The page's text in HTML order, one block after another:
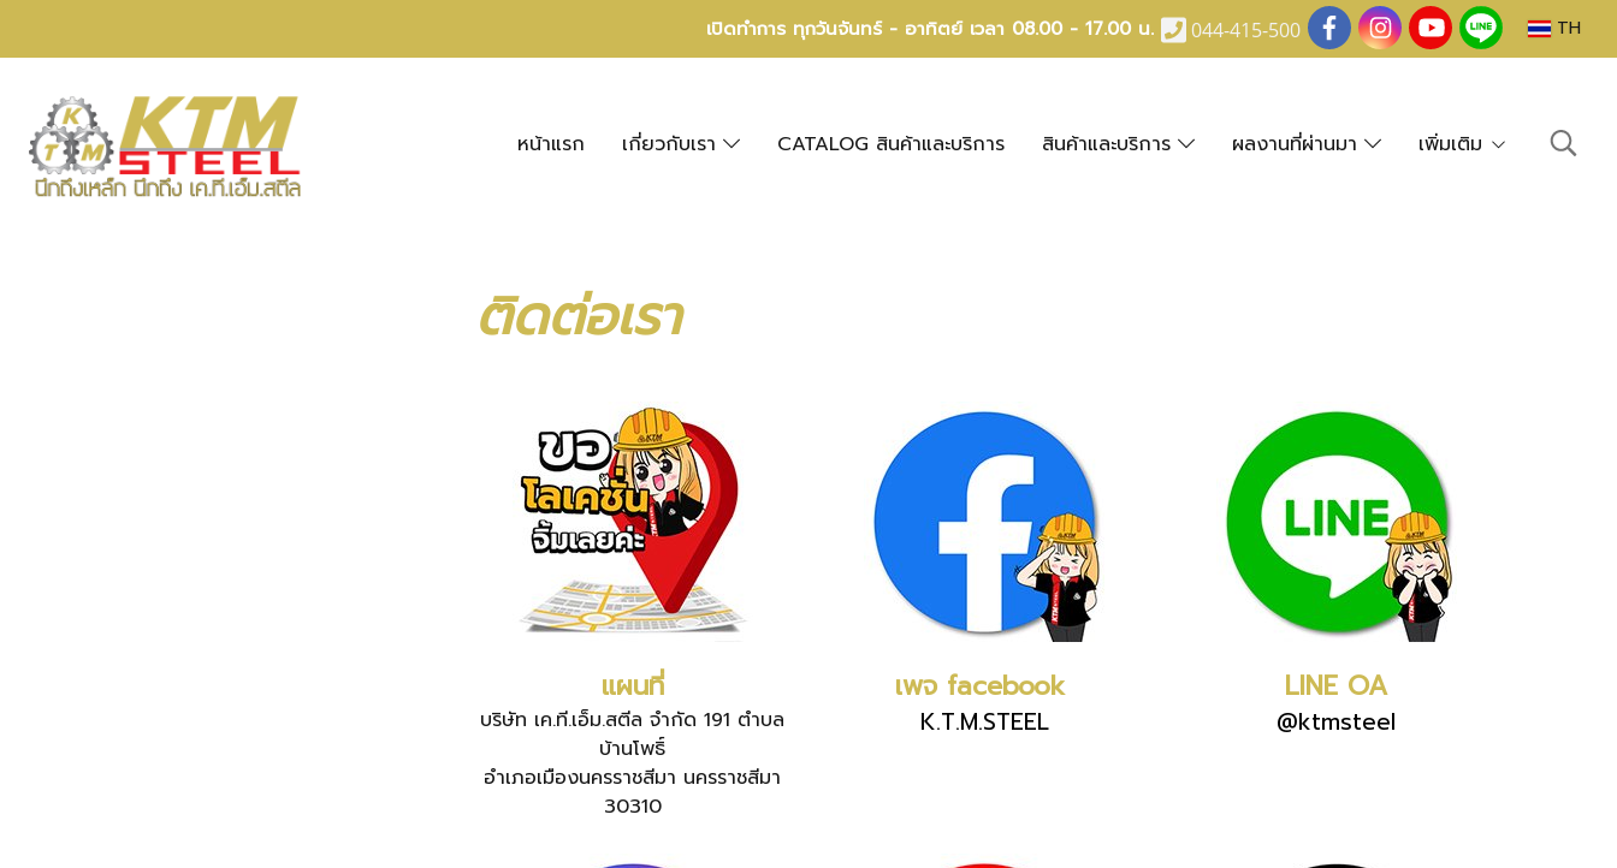
เปิดทำการ ทุกวันจันทร์ - อาทิตย์ เวลา 08.00 - 17.00 น. 044-415-500 TH
หน้าแรก เกี่ยวกับเรา CATALOG สินค้าและบริการ สินค้าและบริการ ผลงานที่ผ่านมา เพิ่มเติม
ติดต่อเรา
แผนที่
บริษัท เค.ที.เอ็ม.สตีล จำกัด191 ตำบล
บ้านโพธิ์
อำเภอเมืองนครราชสีมา นครราชสีมา
30310
เพจ facebook
K.T.M.STEEL
LINE OA
@ktmsteel